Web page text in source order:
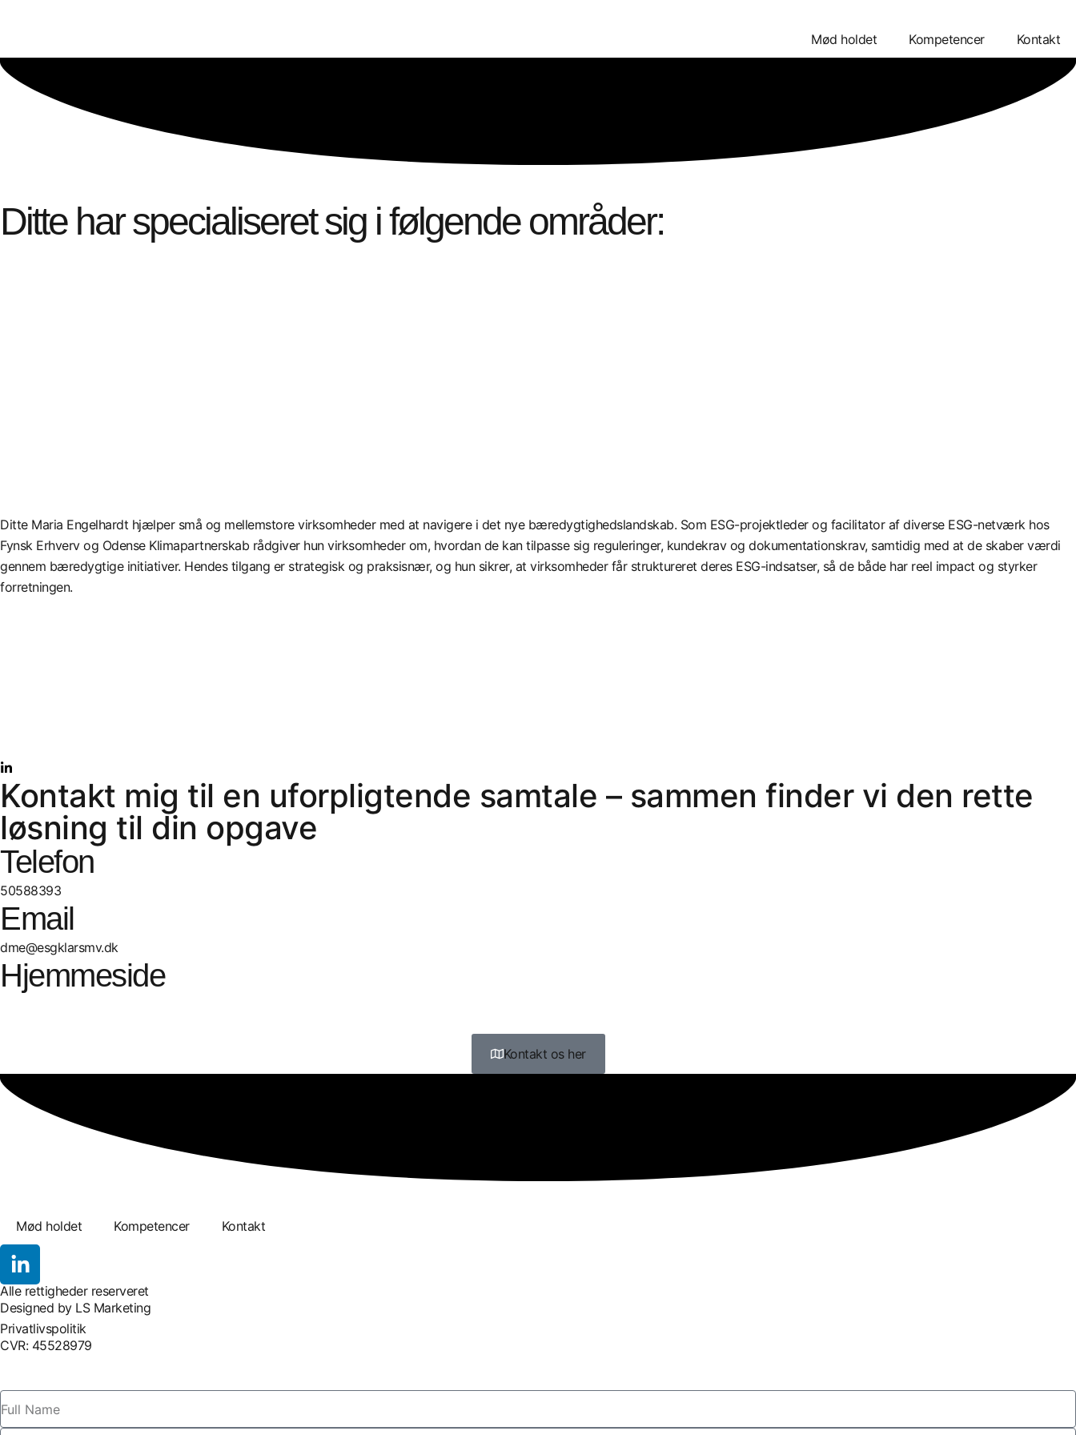
Mød holdet Kompetencer Kontakt
Ditte har specialiseret sig i følgende områder:
Ditte Maria Engelhardt hjælper små og mellemstore virksomheder med at navigere i det nye bæredygtighedslandskab. Som ESG-projektleder og facilitator af diverse ESG-netværk hos
Fynsk Erhverv og Odense Klimapartnerskab rådgiver hun virksomheder om, hvordan de kan tilpasse sig reguleringer, kundekrav og dokumentationskrav, samtidig med at de skaber værdi
gennem bæredygtige initiativer. Hendes tilgang er strategisk og praksisnær, og hun sikrer, at virksomheder får struktureret deres ESG-indsatser, så de både har reel impact og styrker
forretningen.
Kontakt mig til en uforpligtende samtale – sammen finder vi den rette
løsning til din opgave
Telefon​
50588393
Email
dme@esgklarsmv.dk
Hjemmeside
Kontakt os her
Mød holdet Kompetencer Kontakt
Alle rettigheder reserveret
Designed by LS Marketing
Privatlivspolitik
CVR: 45528979